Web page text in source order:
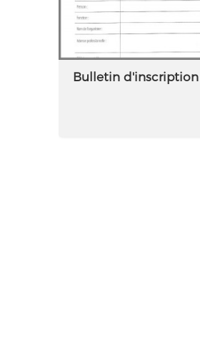
Bulletin d'inscription